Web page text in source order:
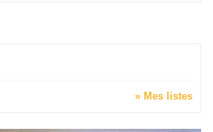
» Mes listes